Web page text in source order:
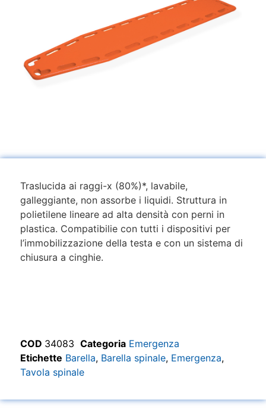
Traslucida ai raggi-x (80%)*, lavabile,
galleggiante, non assorbe i liquidi. Struttura in
polietilene lineare ad alta densità con perni in
plastica. Compatibilie con tutti i dispositivi per
l’immobilizzazione della testa e con un sistema di
chiusura a cinghie.
COD 34083 Categoria Emergenza
Etichette Barella, Barella spinale, Emergenza,
Tavola spinale